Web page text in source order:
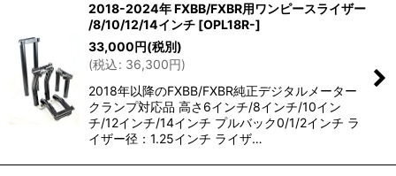
2018-2024年 FXBB/FXBR用ワンピースライザー
/8/10/12/14インチ [OPL18R-]
33,000円(税別)
(税込: 36,300円)
2018年以降のFXBB/FXBR純正デジタルメーター
クランプ対応品 高さ6インチ/8インチ/10イン
チ/12インチ/14インチ プルバック0/1/2インチ ラ
イザー径：1.25インチ ライザ…